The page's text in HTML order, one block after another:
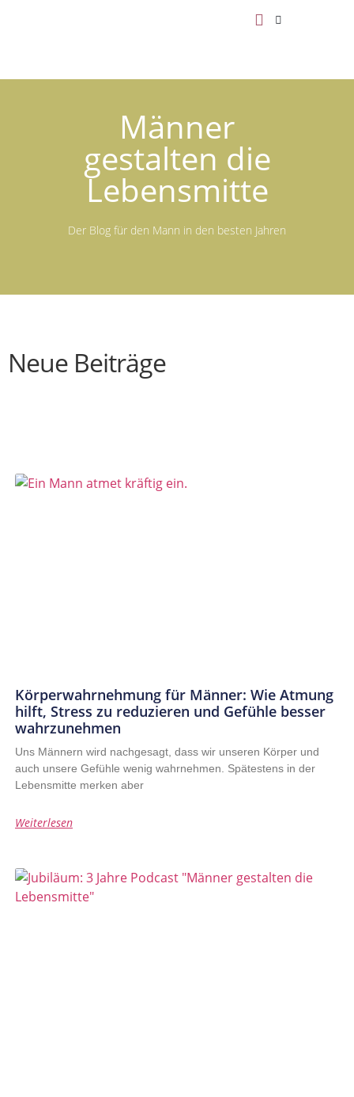
Männer
gestalten die
Lebensmitte
Der Blog für den Mann in den besten Jahren
Neue Beiträge
Körperwahrnehmung für Männer: Wie Atmung
hilft, Stress zu reduzieren und Gefühle besser
wahrzunehmen
Uns Männern wird nachgesagt, dass wir unseren Körper und
auch unsere Gefühle wenig wahrnehmen. Spätestens in der
Lebensmitte merken aber
Weiterlesen